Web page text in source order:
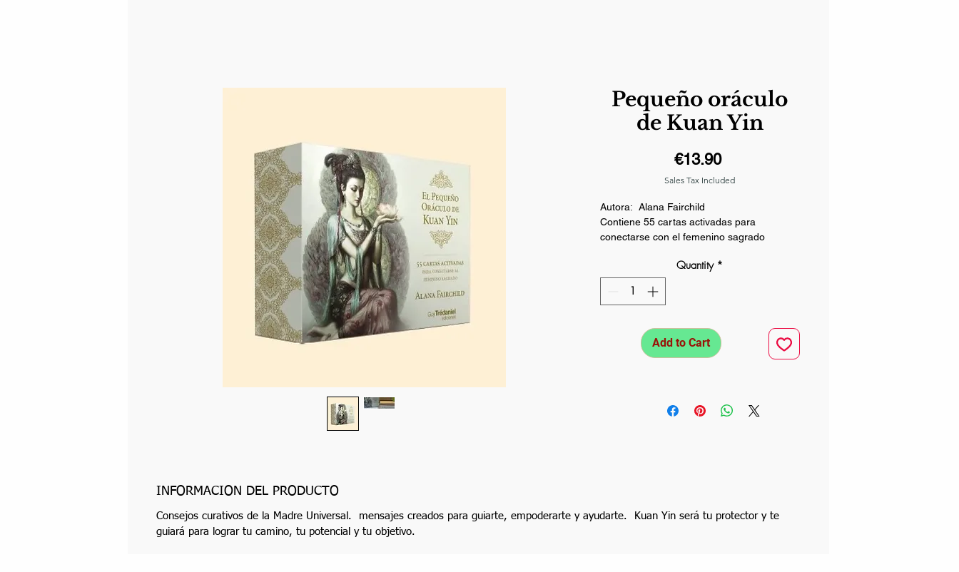
Pequeño oráculo
de Kuan Yin
€13.90Price
Sales Tax Included
Autora: Alana Fairchild
Contiene 55 cartas activadas para
conectarse con el femenino sagrado
Quantity *
Add to Cart
INFORMACIÓN DEL PRODUCTO
Consejos curativos de la Madre Universal. mensajes creados para guiarte, empoderarte y ayudarte. Kuan Yin será tu protector y te
guiará para lograr tu camino, tu potencial y tu objetivo.